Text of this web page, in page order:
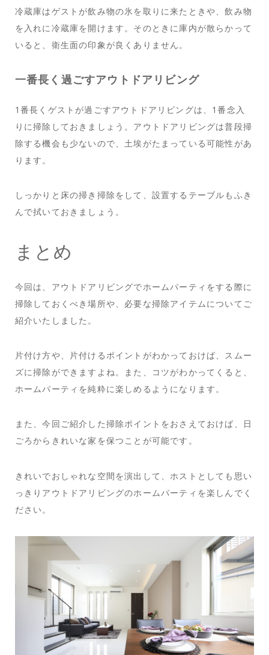
冷蔵庫はゲストが飲み物の氷を取りに来たときや、飲み物
を入れに冷蔵庫を開けます。そのときに庫内が散らかって
いると、衛生面の印象が良くありません。
一番長く過ごすアウトドアリビング
1番長くゲストが過ごすアウトドアリビングは、1番念入
りに掃除しておきましょう。アウトドアリビングは普段掃
除する機会も少ないので、土埃がたまっている可能性があ
ります。
しっかりと床の掃き掃除をして、設置するテーブルもふき
んで拭いておきましょう。
まとめ
今回は、アウトドアリビングでホームパーティをする際に
掃除しておくべき場所や、必要な掃除アイテムについてご
紹介いたしました。
片付け方や、片付けるポイントがわかっておけば、スムー
ズに掃除ができますよね。また、コツがわかってくると、
ホームパーティを純粋に楽しめるようになります。
また、今回ご紹介した掃除ポイントをおさえておけば、日
ごろからきれいな家を保つことが可能です。
きれいでおしゃれな空間を演出して、ホストとしても思い
っきりアウトドアリビングのホームパーティを楽しんでく
ださい。